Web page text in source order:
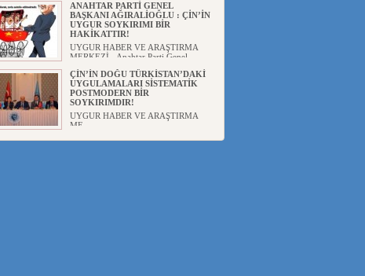
ANAHTAR PARTİ GENEL
BAŞKANI AĞIRALİOĞLU : ÇİN’İN
UYGUR SOYKIRIMI BİR
HAKİKATTIR!
UYGUR HABER VE ARAŞTIRMA
MERKEZİ Anahtar Parti Genel
ÇİN’İN DOĞU TÜRKİSTAN’DAKİ
UYGULAMALARI SİSTEMATİK
POSTMODERN BİR
SOYKIRIMDIR!
UYGUR HABER VE ARAŞTIRMA
ME...
DİYANET AKADEMİSİ BAŞKANI